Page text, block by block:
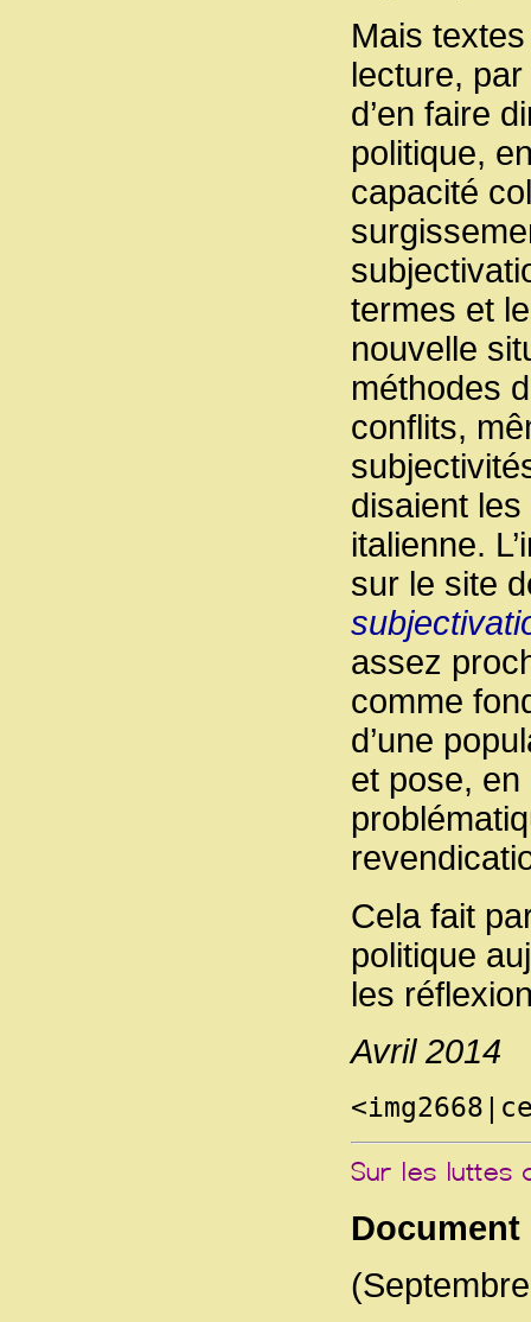
Mais
lecture,
d’en faire
politique,
capacité
termes et
nouvelle
méthodes
conflits,
disaient
italienne.
sur le site
assez
comme
d’une
et pose,
Cela fait
politique
les
Avril 2014